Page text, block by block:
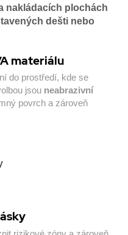
nakládacích plochách
dešti nebo
materiálu
do prostředí, kde se
jsou neabrazivní
povrch a zároveň